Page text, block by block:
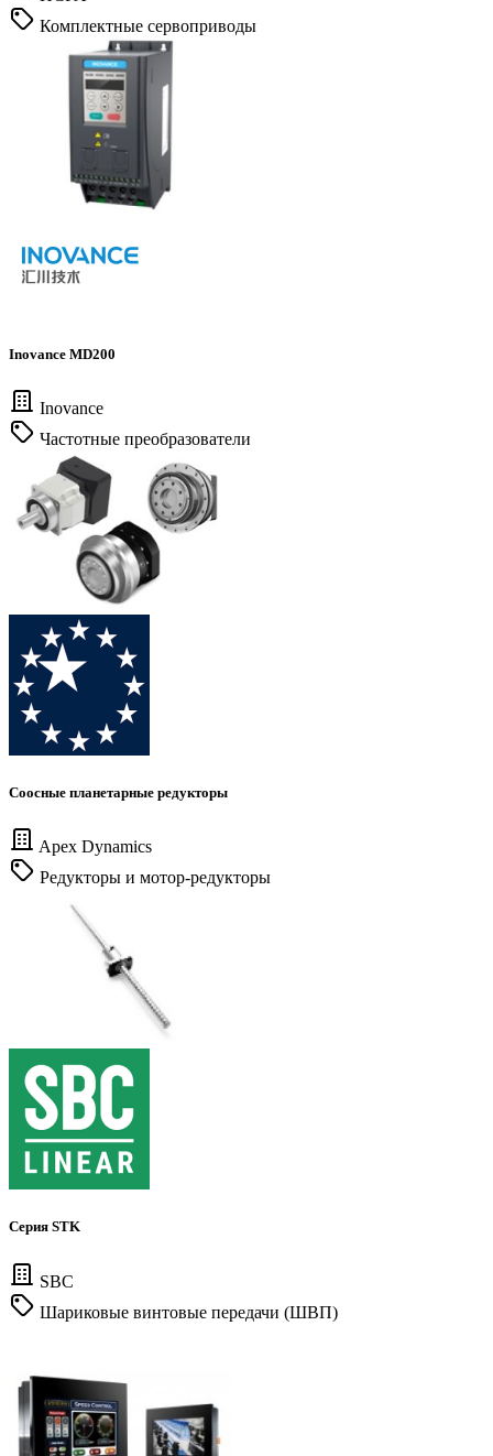
Комплектные сервоприводы
Inovance MD200
Inovance
Частотные преобразователи
Соосные планетарные редукторы
Apex Dynamics
Редукторы и мотор-редукторы
Серия STK
SBC
Шариковые винтовые передачи (ШВП)